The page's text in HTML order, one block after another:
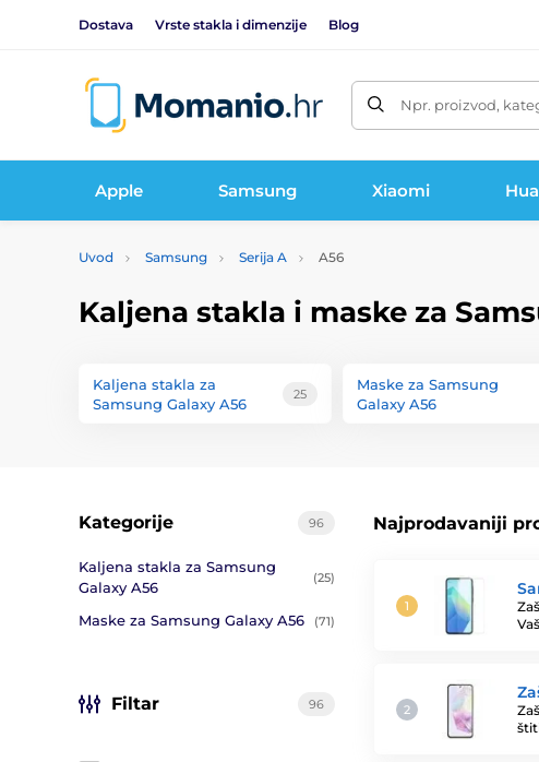
Dostava Vrste stakla i dimenzije Blog
Npr. proizvod,
Apple Samsung Xiaomi
Uvod Samsung Serija A A56
Kaljena stakla i maske za
Kaljena stakla za
Samsung Galaxy A56
25
Maske za Samsung
Galaxy A56
Najprodavaniji
96
Kategorije
Kaljena stakla za Samsung
Galaxy A56
(25)
Maske za Samsung Galaxy A56 (71)
Filtar 96